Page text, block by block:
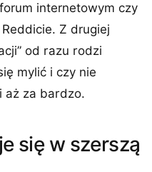
internetowym czy
Z drugiej
od razu rodzi
mylić i czy nie
aż za bardzo.
się w szerszą